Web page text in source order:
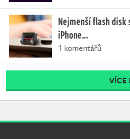
Nejmenší flash
iPhone…
1 komentářů
VÍCE